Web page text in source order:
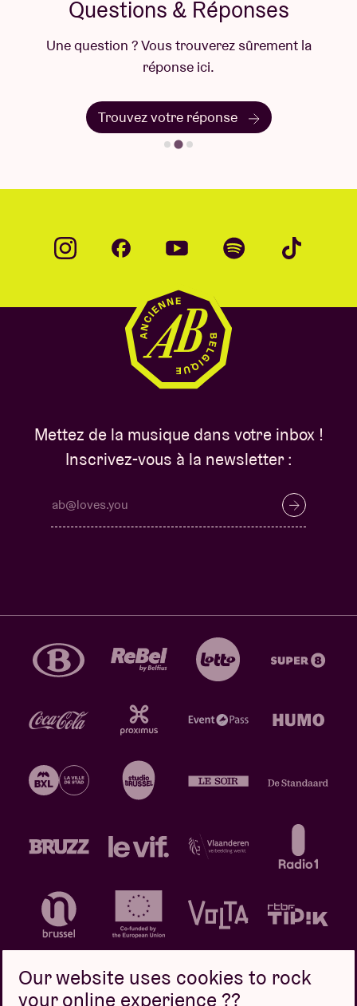
Questions & Réponses
Une question ? Vous trouverez sûrement la
réponse ici.
Trouvez votre réponse
Mettez de la musique dans votre inbox !
Inscrivez-vous à la newsletter :
Our website uses cookies to rock
your online experience ??